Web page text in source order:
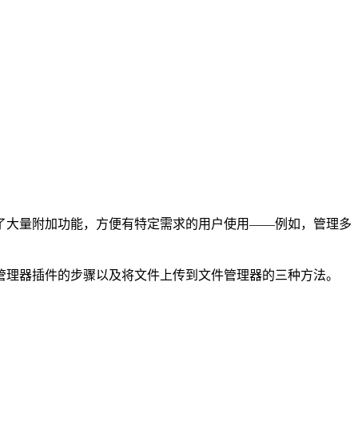
大量附加功能，方便有特定需求的用户使用——例如，管理多
器插件的步骤以及将文件上传到文件管理器的三种方法。